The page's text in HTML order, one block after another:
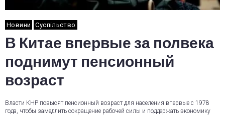
Новини Суспільство
В Китае впервые за полвека
поднимут пенсионный
возраст
Власти КНР повысят пенсионный возраст для населения впервые с 1978
года, чтобы замедлить сокращение рабочей силы и поддержать экономику